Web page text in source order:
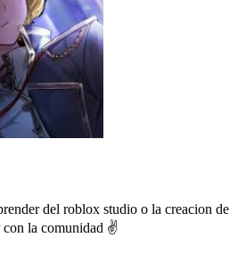
del roblox studio o la creacion de
con la comunidad ✌